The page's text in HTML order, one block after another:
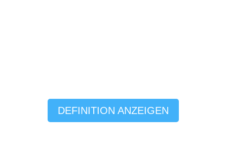
DEFINITION ANZEIGEN